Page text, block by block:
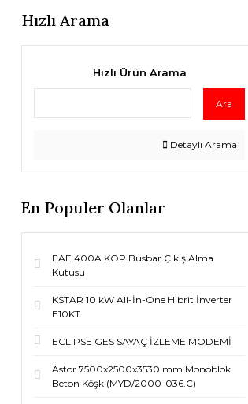
Hızlı Arama
Hızlı Ürün Arama
Ara
Detaylı Arama
En Populer Olanlar
EAE 400A KOP Busbar Çıkış Alma
Kutusu
KSTAR 10 kW All-İn-One Hibrit İnverter
E10KT
ECLIPSE GES SAYAÇ İZLEME MODEMİ
Astor 7500x2500x3530 mm Monoblok
Beton Köşk (MYD/2000-036.C)